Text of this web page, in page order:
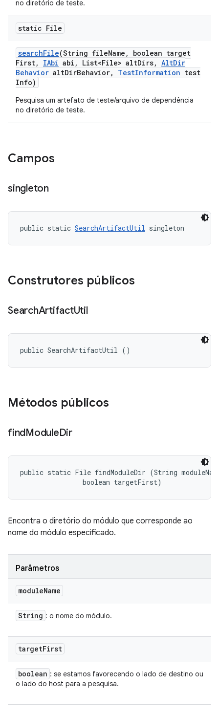
no diretório de teste.
static File
searchFile(String fileName ,
boolean target
First, IAbi abi , List<File> altDirs, AltDir
Behavior altDirBehavior, TestInformation test
Info)
Pesquisa um artefato de teste/arquivo de dependência
no diretório de teste.
Campos
singleton
public static SearchArtifactUtil singleton
Construtores públicos
SearchArtifactUtil
public SearchArtifactUtil ()
Métodos públicos
findModuleDir
public static File findModuleDir (String
                boolean targetFirst)
Encontra o diretório do módulo que corresponde ao
nome do módulo especificado.
Parâmetros
moduleName
String : o nome do módulo.
targetFirst
boolean : se estamos favorecendo o lado de destino ou
o lado do host para a pesquisa.